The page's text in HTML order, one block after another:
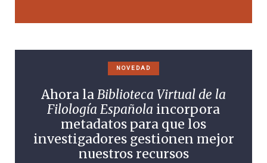
NOVEDAD
Ahora laBiblioteca Virtual de la
Filología Española incorpora
metadatos para que los
investigadores gestionen mejor
nuestros recursos